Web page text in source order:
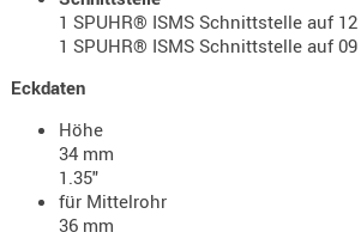
1 SPUHR® ISMS Schnittstelle auf
1 SPUHR® ISMS Schnittstelle auf
Eckdaten
Höhe
34 mm
1.35"
für Mittelrohr
36 mm